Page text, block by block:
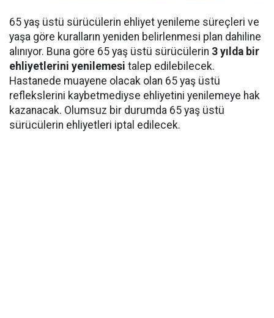
65 yaş üstü sürücülerin ehliyet yenileme süreçleri ve
yaşa göre kuralların yeniden belirlenmesi plan dahiline
alınıyor. Buna göre 65 yaş üstü sürücülerin 3 yılda bir
ehliyetlerini yenilemesi talep edilebilecek.
Hastanede muayene olacak olan 65 yaş üstü
reflekslerini kaybetmediyse ehliyetini yenilemeye hak
kazanacak. Olumsuz bir durumda 65 yaş üstü
sürücülerin ehliyetleri iptal edilecek.